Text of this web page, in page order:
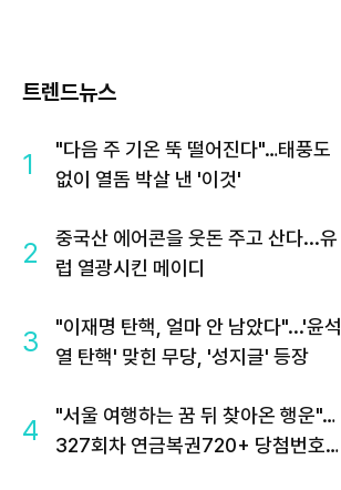
트렌드뉴스
1
"다음 주 기온 뚝 떨어진다"…태풍도
없이 열돔 박살 낸 '이것'
2
중국산 에어콘을 웃돈 주고 산다...유
럽 열광시킨 메이디
3
"이재명 탄핵, 얼마 안 남았다"...'윤석
열 탄핵' 맞힌 무당, '성지글' 등장
4
"서울 여행하는 꿈 뒤 찾아온 행운"…
327회차 연금복권720+ 당첨번호조